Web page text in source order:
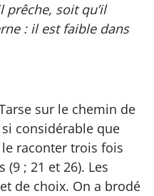
prêche, soit qu’il
: il est faible dans
sur le chemin de
considérable que
raconter trois fois
(9 ; 21 et 26). Les
de choix. On a brodé